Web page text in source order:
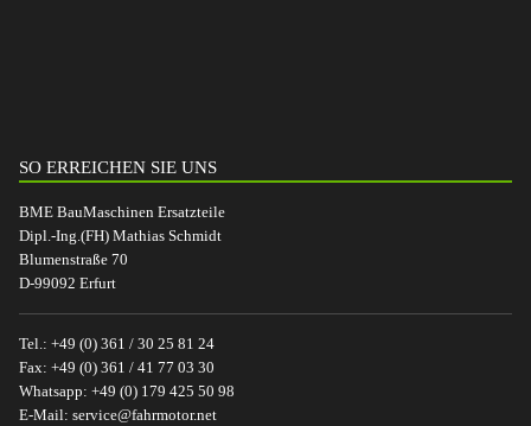
SO ERREICHEN SIE UNS
BME BauMaschinen Ersatzteile
Dipl.-Ing.(FH) Mathias Schmidt
Blumenstraße 70
D-99092 Erfurt
Tel.: +49 (0) 361 / 30 25 81 24
Fax: +49 (0) 361 / 41 77 03 30
Whatsapp: +49 (0) 179 425 50 98
E-Mail: service@fahrmotor.net